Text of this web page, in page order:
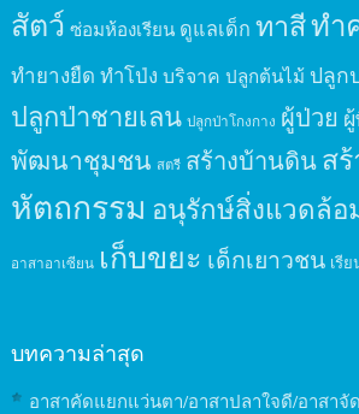
สัตว์ ซ่อมห้องเรียน ดูแลเด็ก ทาสีทำ
ทำยางยืด ทำโป่ง บริจาค ปลูกต้นไม้ ปลูก
ปลูกป่าชายเลน ปลูกป่าโกงกาง ผู้ป่วย
พัฒนาชุมชน สตรี สร้างบ้านดินส
หัตถกรรม อนุรักษ์สิ่งแวดล้อ
อาสาอาเซียน เก็บขยะ เด็กเยาวชน เรี
บทความล่าสุด
อาสาคัดแยกแว่นตา/อาสาปลาใจดี/อาสาจั